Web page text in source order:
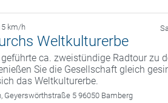
km/h
Weltkulturerbe
ca. zweistündige Radtour zu
Sie die Gesellschaft gleich
das Weltkulturerbe.
Geyerswörthstraße 5 96050 Bamberg